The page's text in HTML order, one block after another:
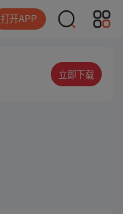
打开APP
立即下载